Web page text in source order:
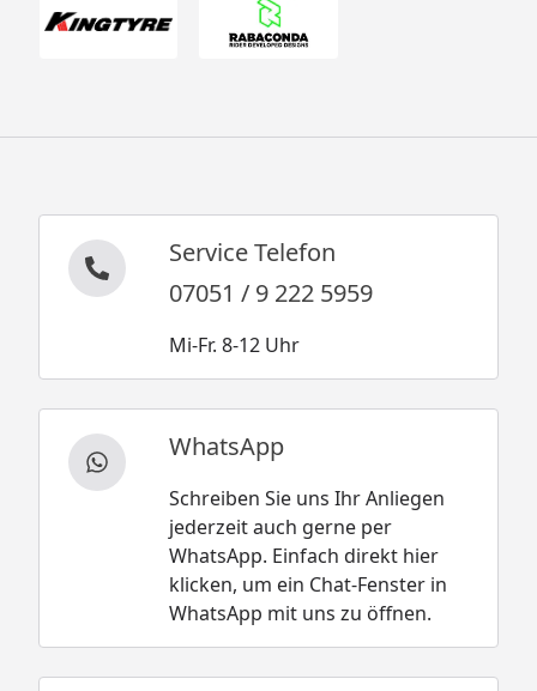
Service Telefon
07051 / 9 222 5959
Mi-Fr. 8-12 Uhr
WhatsApp
Schreiben Sie uns Ihr Anliegen
jederzeit auch gerne per
WhatsApp. Einfach direkt hier
klicken, um ein Chat-Fenster in
WhatsApp mit uns zu öffnen.